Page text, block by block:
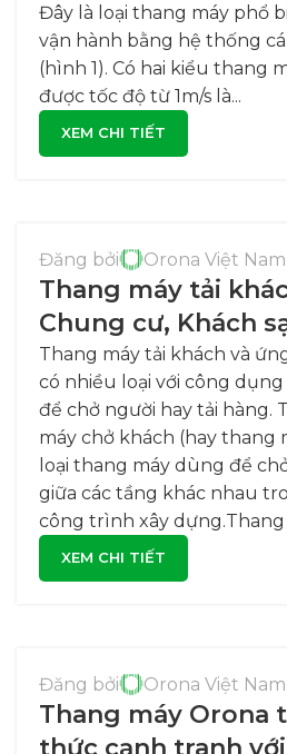
Đây là loại thang máy phổ
vận hành bằng hệ thống
(hình 1). Có hai kiểu thang
được tốc độ từ 1m/s là...
XEM CHI TIẾT
Đăng bởi Orona Việt Nam
Thang máy tải
Chung cư, Khách
Thang máy tải khách và
có nhiều loại với công
để chở người hay tải hàng.
máy chở khách (hay thang
loại thang máy dùng để
giữa các tầng khác nhau
công trình xây dựng.Thang
XEM CHI TIẾT
Đăng bởi Orona Việt Nam
Thang máy Orona
thức cạnh tranh